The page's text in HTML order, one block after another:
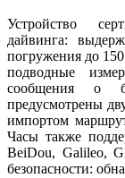
Устройство
дайвинга:
погружения до
подводные
сообщения о
предусмотрены
импортом
Часы также
BeiDou, Galileo,
безопасности: